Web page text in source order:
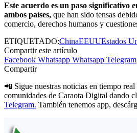
Este acuerdo es un paso significativo
ambos países, que han sido tensas
comercio, derechos humanos y
ETIQUETADO:ChinaEEUUEstados
Compartir este artículo
Facebook Whatsapp Whatsapp Telegram
Compartir
📲 Sigue nuestras noticias en tiempo
comunidades de Caraota Digital dando
Telegram. También tenemos app,